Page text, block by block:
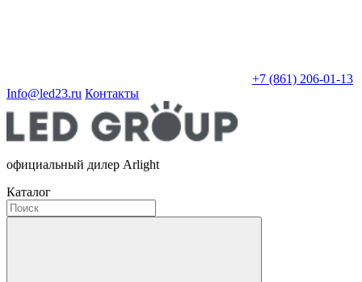
+7 (861) 206-01-13
Info@led23.ru Контакты
официальный дилер Arlight
Каталог